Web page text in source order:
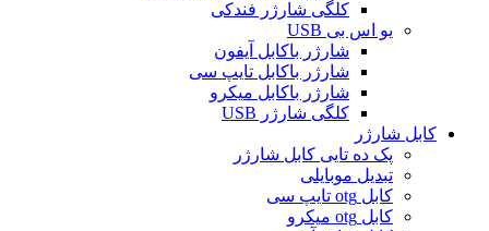
کلگی شارژر فندکی
یو اس بی USB
شارژر باکابل آیفون
شارژر باکابل تایپ سی
شارژر باکابل میکرو
کلگی شارژر USB
کابل شارژر
پک ده تایی کابل شارژر
تبدیل موبایلی
کابل otg تایپ سی
کابل otg میکرو